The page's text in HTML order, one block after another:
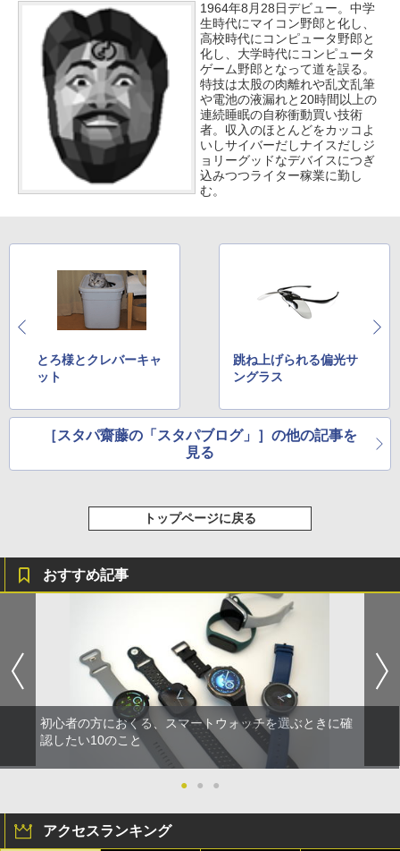
1964年8月28日デビュー。中学
生時代にマイコン野郎と化し、
高校時代にコンピュータ野郎と
化し、大学時代にコンピュータ
ゲーム野郎となって道を誤る。
特技は太股の肉離れや乱文乱筆
や電池の液漏れと20時間以上の
連続睡眠の自称衝動買い技術
者。収入のほとんどをカッコよ
いしサイバーだしナイスだしジ
ョリーグッドなデバイスにつぎ
込みつつライター稼業に勤し
む。
とろ様とクレバーキャ
ット
跳ね上げられる偏光サ
ングラス
［スタパ齋藤の「スタパブログ」］の他の記事を
見る
トップページに戻る
おすすめ記事
初心者の方におくる、スマートウォッチを選ぶときに確
認したい10のこと
● ● ●
アクセスランキング